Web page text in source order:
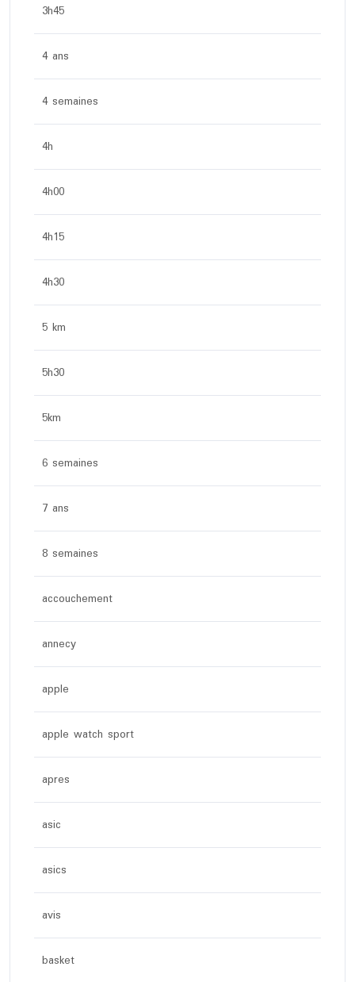
3h45
4 ans
4 semaines
4h
4h00
4h15
4h30
5 km
5h30
5km
6 semaines
7 ans
8 semaines
accouchement
annecy
apple
apple watch sport
apres
asic
asics
avis
basket